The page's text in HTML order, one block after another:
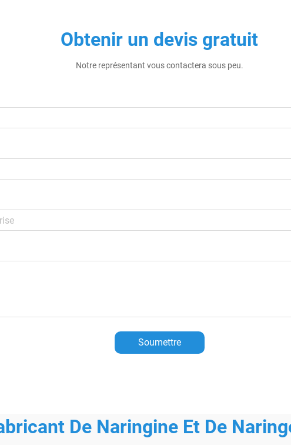
Obtenir un devis gratuit
Notre représentant vous contactera sous peu.
Soumettre
De Naringine Et De